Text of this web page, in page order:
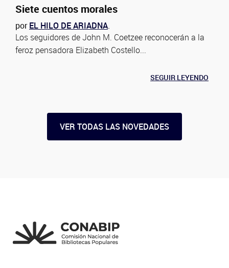
Siete cuentos morales
porEL HILO DE ARIADNA.
Los seguidores de John M. Coetzee reconocerán a la
feroz pensadora Elizabeth Costello...
SEGUIR LEYENDO
VER TODAS LAS NOVEDADES